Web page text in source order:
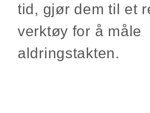
tid, gjør dem til et
verktøy for å måle
aldringstakten.